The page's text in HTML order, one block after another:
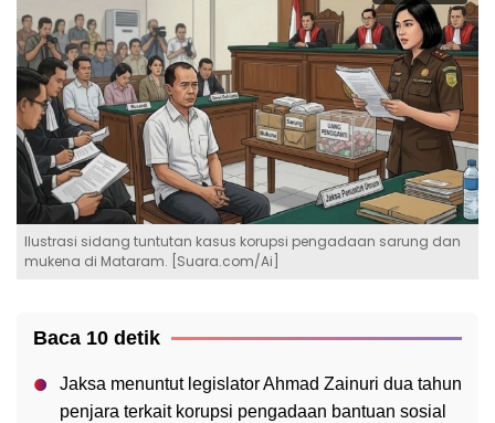
Ilustrasi sidang tuntutan kasus korupsi pengadaan sarung dan
mukena di Mataram. [Suara.com/Ai]
Baca 10 detik
Jaksa menuntut legislator Ahmad Zainuri dua tahun
penjara terkait korupsi pengadaan bantuan sosial